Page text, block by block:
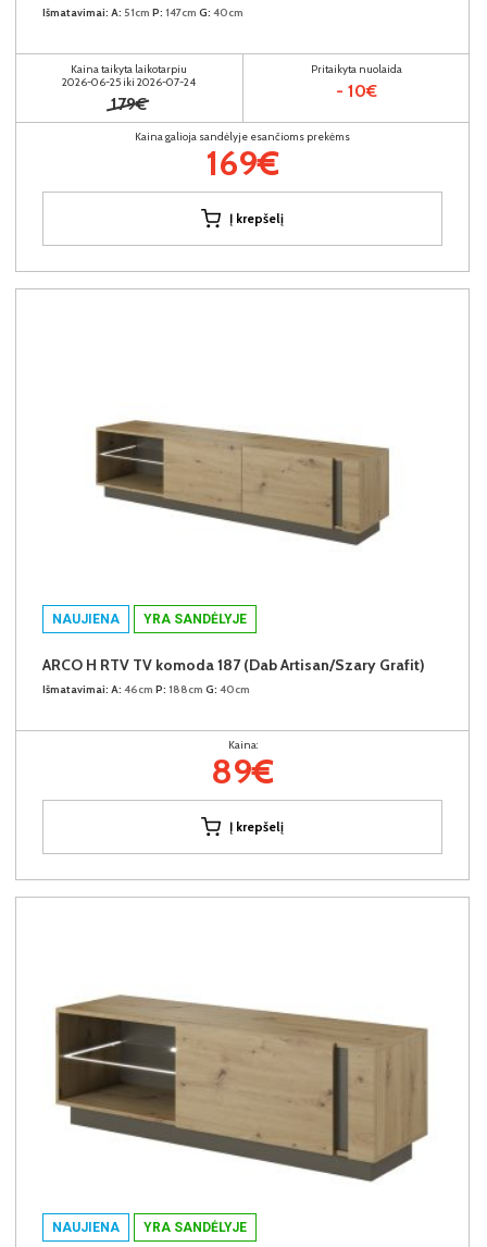
Išmatavimai: A: 51cm P: 147cm G: 40cm
Kaina taikyta laikotarpiu
2026-06-25 iki 2026-07-24
179€
Pritaikyta nuolaida
- 10€
Kaina galioja sandėlyje esančioms prekėms
169€
Į krepšelį
NAUJIENA YRA SANDĖLYJE
ARCO H RTV TV komoda 187 (Dab Artisan/Szary Grafit)
Išmatavimai: A: 46cm P: 188cm G: 40cm
Kaina:
89€
Į krepšelį
NAUJIENA YRA SANDĖLYJE